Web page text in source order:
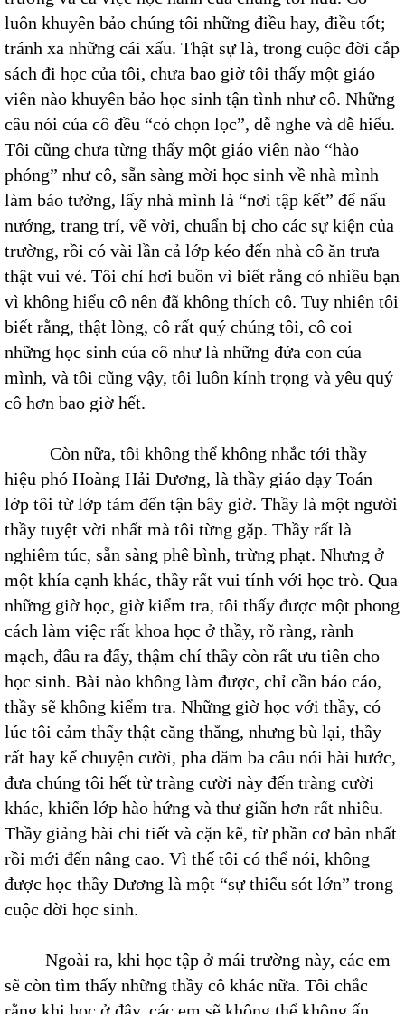
luôn khuyên bảo chúng tôi những điều hay, điều tốt;
tránh xa những cái xấu. Thật sự là, trong cuộc đời cắp
sách đi học của tôi, chưa bao giờ tôi thấy một giáo
viên nào khuyên bảo học sinh tận tình như cô. Những
câu nói của cô đều “có chọn lọc”, dễ nghe và dễ hiểu.
Tôi cũng chưa từng thấy một giáo viên nào “hào
phóng” như cô, sẵn sàng mời học sinh về nhà mình
làm báo tường, lấy nhà mình là “nơi tập kết” để nấu
nướng, trang trí, vẽ vời, chuẩn bị cho các sự kiện của
trường, rồi có vài lần cả lớp kéo đến nhà cô ăn trưa
thật vui vẻ. Tôi chỉ hơi buồn vì biết rằng có nhiều bạn
vì không hiểu cô nên đã không thích cô. Tuy nhiên tôi
biết rằng, thật lòng, cô rất quý chúng tôi, cô coi
những học sinh của cô như là những đứa con của
mình, và tôi cũng vậy, tôi luôn kính trọng và yêu quý
cô hơn bao giờ hết.
Còn nữa, tôi không thể không nhắc tới thầy
hiệu phó Hoàng Hải Dương, là thầy giáo dạy Toán
lớp tôi từ lớp tám đến tận bây giờ. Thầy là một người
thầy tuyệt vời nhất mà tôi từng gặp. Thầy rất là
nghiêm túc, sẵn sàng phê bình, trừng phạt. Nhưng ở
một khía cạnh khác, thầy rất vui tính với học trò. Qua
những giờ học, giờ kiểm tra, tôi thấy được một phong
cách làm việc rất khoa học ở thầy, rõ ràng, rành
mạch, đâu ra đấy, thậm chí thầy còn rất ưu tiên cho
học sinh. Bài nào không làm được, chỉ cần báo cáo,
thầy sẽ không kiểm tra. Những giờ học với thầy, có
lúc tôi cảm thấy thật căng thẳng, nhưng bù lại, thầy
rất hay kể chuyện cười, pha dăm ba câu nói hài hước,
đưa chúng tôi hết từ tràng cười này đến tràng cười
khác, khiến lớp hào hứng và thư giãn hơn rất nhiều.
Thầy giảng bài chi tiết và cặn kẽ, từ phần cơ bản nhất
rồi mới đến nâng cao. Vì thế tôi có thể nói, không
được học thầy Dương là một “sự thiếu sót lớn” trong
cuộc đời học sinh.
Ngoài ra, khi học tập ở mái trường này, các em
sẽ còn tìm thấy những thầy cô khác nữa. Tôi chắc